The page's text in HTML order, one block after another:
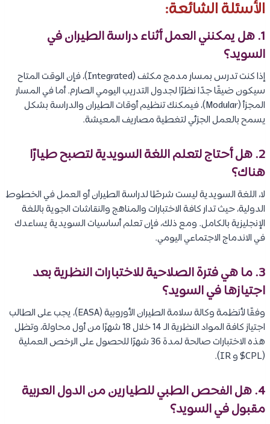
الأسئلة الشائعة:
1. هل يمكنني العمل أثناء دراسة الطيران في
السويد؟
إذا كنت تدرس بمسار مدمج مكثف (Integrated)، فإن الوقت المتاح
سيكون ضيقًا جدًا نظرًا لجدول التدريب اليومي الصارم. أما في المسار
المجزأ (Modular)، فيمكنك تنظيم أوقات الطيران والدراسة بشكل
يسمح بالعمل الجزئي لتغطية مصاريف المعيشة.
2. هل أحتاج لتعلم اللغة السويدية لتصبح طيارًا
هناك؟
لا، اللغة السويدية ليست شرطًا لدراسة الطيران أو العمل في الخطوط
الدولية، حيث تدار كافة الاختبارات والمناهج والنقاشات الجوية باللغة
الإنجليزية بالكامل. ومع ذلك، فإن تعلم أساسيات السويدية يساعدك
في الاندماج الاجتماعي اليومي.
3. ما هي فترة الصلاحية للاختبارات النظرية بعد
اجتيازها في السويد؟
وفقًا لأنظمة وكالة سلامة الطيران الأوروبية (EASA)، يجب على الطالب
اجتياز كافة المواد النظرية الـ 14 خلال 18 شهرًا من أول محاولة، وتظل
هذه الاختبارات صالحة لمدة 36 شهرًا للحصول على الرخص العملية
(CPL$ و IR).
4. هل الفحص الطبي للطيارين من الدول العربية
مقبول في السويد؟